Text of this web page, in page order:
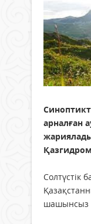
арналған
Солтүстік
шашынсыз